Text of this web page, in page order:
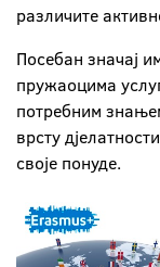
различите
Посебан значај
пружаоцима
потребним
врсту
своје понуде.